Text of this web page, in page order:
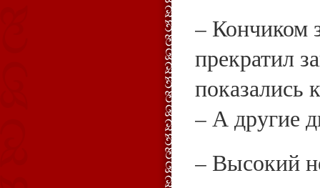
– Кончиком
прекратил
– А другие
– Высокий